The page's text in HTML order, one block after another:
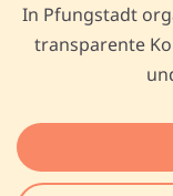
In Pfungstadt
transparente